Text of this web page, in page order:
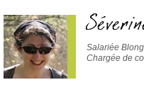
Salariée
Chargée de